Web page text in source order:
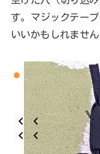
す。マジックテー
いいかもしれません